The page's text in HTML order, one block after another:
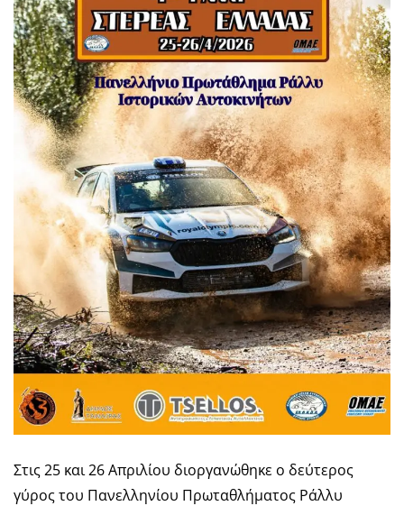
Στις 25 και 26 Απριλίου διοργανώθηκε ο δεύτερος
γύρος του Πανελληνίου Πρωταθλήματος Ράλλυ